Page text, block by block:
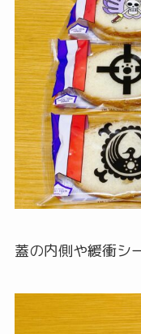
蓋の内側や緩衝シ